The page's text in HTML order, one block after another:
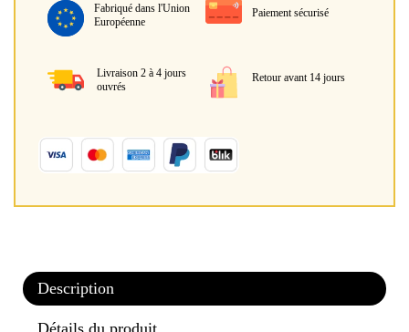
Fabriqué dans l'Union
Européenne
Paiement sécurisé
Livraison 2 à 4 jours
ouvrés
Retour avant 14 jours
Description
Détails du produit